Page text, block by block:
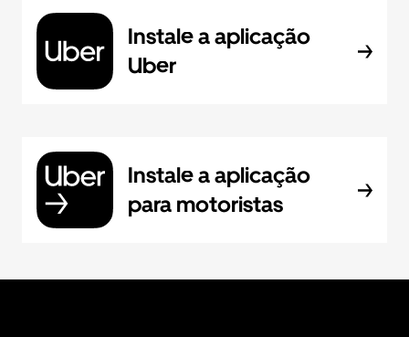
Instale a aplicação
Uber
Instale a aplicação
para motoristas